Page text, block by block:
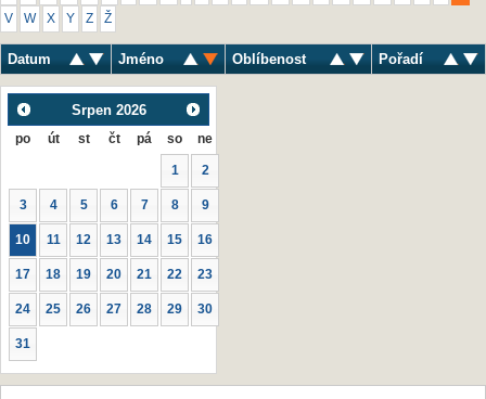
V W X Y Z Ž
Datum Jméno Oblíbenost Pořadí
Srpen 2026
po út st čt pá so ne
1 2
3 4 5 6 7 8 9
10 11 12 13 14 15 16
17 18 19 20 21 22 23
24 25 26 27 28 29 30
31